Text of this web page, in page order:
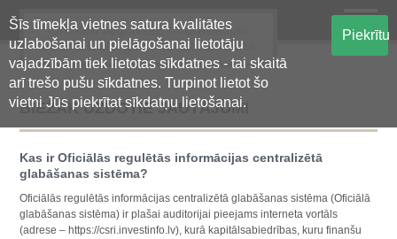
Šīs tīmekļa vietnes satura kvalitātes
uzlabošanai un pielāgošanai lietotāju
vajadzībām tiek lietotas sīkdatnes - tai skaitā
arī trešo pušu sīkdatnes. Turpinot lietot šo
vietni Jūs piekrītat sīkdatņu lietošanai.
Piekrītu
Oficiālā regulētās informācijas
centralizētā glabāšanas sistēma
BIEŽĀK UZDOTIE JAUTĀJUMI
Kas ir Oficiālās regulētās informācijas centralizētā
glabāšanas sistēma?
Oficiālās regulētās informācijas centralizētā glabāšanas sistēma (Oficiālā
glabāšanas sistēma) ir plašai auditorijai pieejams interneta vortāls
(adrese – https://csri.investinfo.lv), kurā kapitālsabiedrības, kuru finanšu